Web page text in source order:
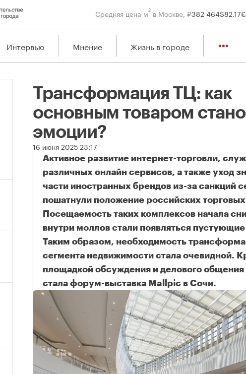
Средняя цена м2в Москве, ₽382 464$82.17€
Интервью Мнение Жизнь в городе
Трансформация ТЦ: как
основным товаром
эмоции?
16 июня 2025 23:17
Активное развитие интернет-торговли,
различных онлайн сервисов, а также уход
части иностранных брендов из-за санкций
пошатнули положение российских
Посещаемость таких комплексов начала
внутри моллов стали появляться
Таким образом, необходимость
сегмента недвижимости стала очевидной.
площадкой обсуждения и делового
стала форум-выставка Mallpic в Сочи.
Трансформация ТЦ: как основным товаром становятся